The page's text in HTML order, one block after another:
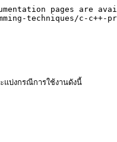
pages are
techniques/c-c++-
บ่งกรณีการใช้งานดังนี้